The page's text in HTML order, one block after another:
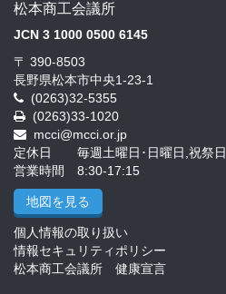
松本商工会議所
JCN 3 1000 0500 6145
〒 390-8503
長野県松本市中央1-23-1
(0263)32-5355
(0263)33-1020
mcci@mcci.or.jp
定休日 毎週土曜日･日曜日,祝祭日
営業時間 8:30-17:15
地図を見る
個人情報の取り扱い
情報セキュリティポリシー
松本商工会議所 健康宣言